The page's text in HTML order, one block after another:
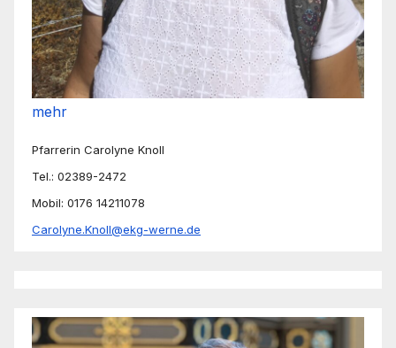
mehr
Pfarrerin Carolyne Knoll
Tel.: 02389-2472
Mobil: 0176 14211078
Carolyne.Knoll@ekg-werne.de